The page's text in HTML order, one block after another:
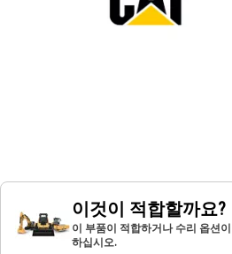
이것이 적합할까요?
이 부품이 적합하거나 수리 옵션
하십시오.